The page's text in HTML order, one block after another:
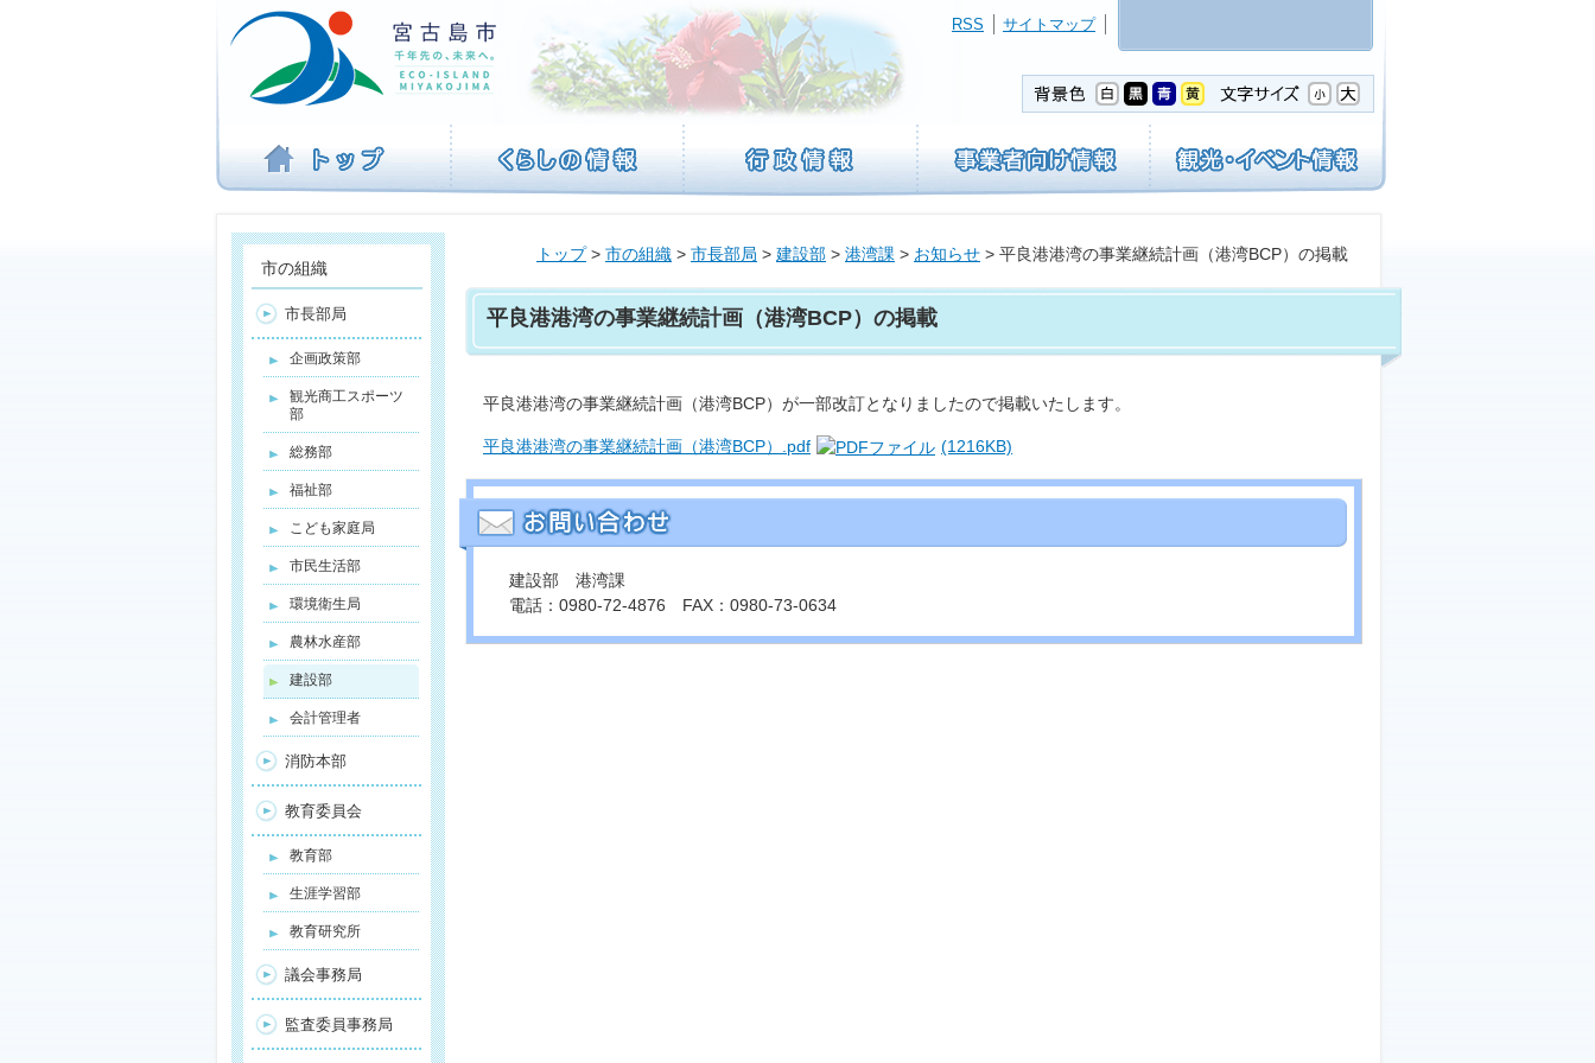
ビ
を
ば
す
サイトマップ
RSS
トップ> 市の組織 > 市長部局 > 建設部 > 港湾課 > お知らせ > 平良港港湾の事業継続計画（港湾BCP）の掲載
平良港港湾の事業継続計画（港湾BCP）の掲載
平良港港湾の事業継続計画（港湾BCP）が一部改訂となりましたので掲載いたします。
平良港港湾の事業継続計画（港湾BCP）.pdf (1216KB)
建設部 港湾課
電話：0980-72-4876 FAX：0980-73-0634
市の組織
市長部局
企画政策部
観光商工スポーツ
部
総務部
福祉部
こども家庭局
市民生活部
環境衛生局
農林水産部
建設部
会計管理者
消防本部
教育委員会
教育部
生涯学習部
教育研究所
議会事務局
監査委員事務局